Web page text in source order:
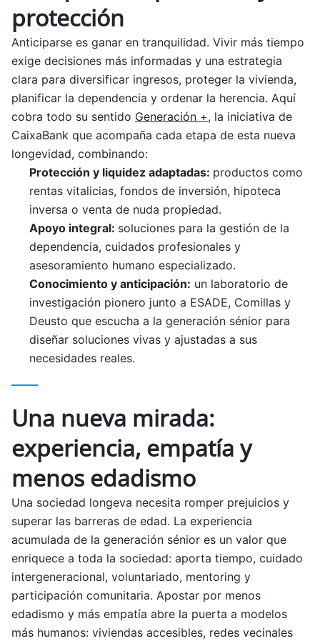
protección
Anticiparse es ganar en tranquilidad. Vivir más tiempo
exige decisiones más informadas y una estrategia
clara para diversificar ingresos, proteger la vivienda,
planificar la dependencia y ordenar la herencia. Aquí
cobra todo su sentido Generación +, la iniciativa de
CaixaBank que acompaña cada etapa de esta nueva
longevidad, combinando:
Protección y liquidez adaptadas: productos como
rentas vitalicias, fondos de inversión, hipoteca
inversa o venta de nuda propiedad.
Apoyo integral: soluciones para la gestión de la
dependencia, cuidados profesionales y
asesoramiento humano especializado.
Conocimiento y anticipación: un laboratorio de
investigación pionero junto a ESADE, Comillas y
Deusto que escucha a la generación sénior para
diseñar soluciones vivas y ajustadas a sus
necesidades reales.
Una nueva mirada:
experiencia, empatía y
menos edadismo
Una sociedad longeva necesita romper prejuicios y
superar las barreras de edad. La experiencia
acumulada de la generación sénior es un valor que
enriquece a toda la sociedad: aporta tiempo, cuidado
intergeneracional, voluntariado, mentoring y
participación comunitaria. Apostar por menos
edadismo y más empatía abre la puerta a modelos
más humanos: viviendas accesibles, redes vecinales